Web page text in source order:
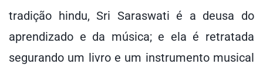
tradição hindu, Sri Saraswati é a deusa do
aprendizado e da música; e ela é retratada
segurando um livro e um instrumento musical